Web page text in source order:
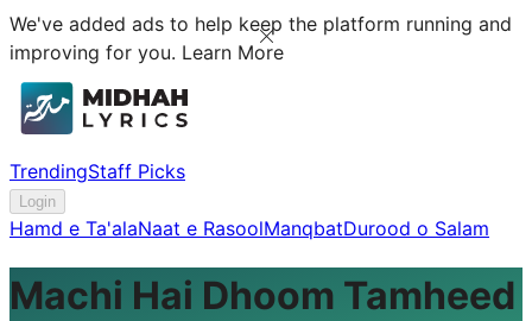
We've added ads to help keep the platform running and
improving for you. Learn More
TrendingStaff Picks
Login
Hamd e Ta'alaNaat e RasoolManqbatDurood o Salam
Machi Hai Dhoom Tamheed